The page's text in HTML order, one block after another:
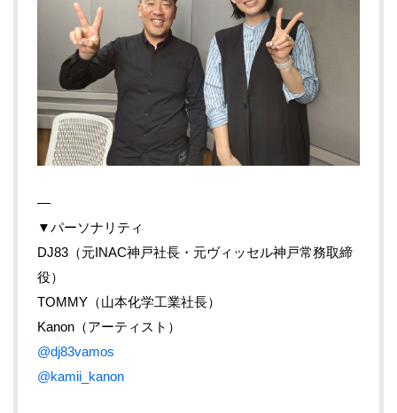
—
▼パーソナリティ
DJ83（元INAC神戸社長・元ヴィッセル神戸常務取締
役）
TOMMY（山本化学工業社長）
Kanon（アーティスト）
@dj83vamos
@kamii_kanon